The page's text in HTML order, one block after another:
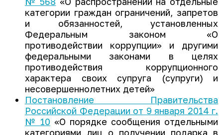
категории граждан ограничений, запретов
и обязанностей, установленных
Федеральным законом «О
противодействии коррупции» и другими
федеральными законами в целях
противодействия коррупционного
характера своих супруга (супруги) и
несовершеннолетних детей»
Постановление Правительства
Российской Федерации от 9 января 2014 г.
№ 10 «О порядке сообщения отдельными
категориями лиц о получении подарка в